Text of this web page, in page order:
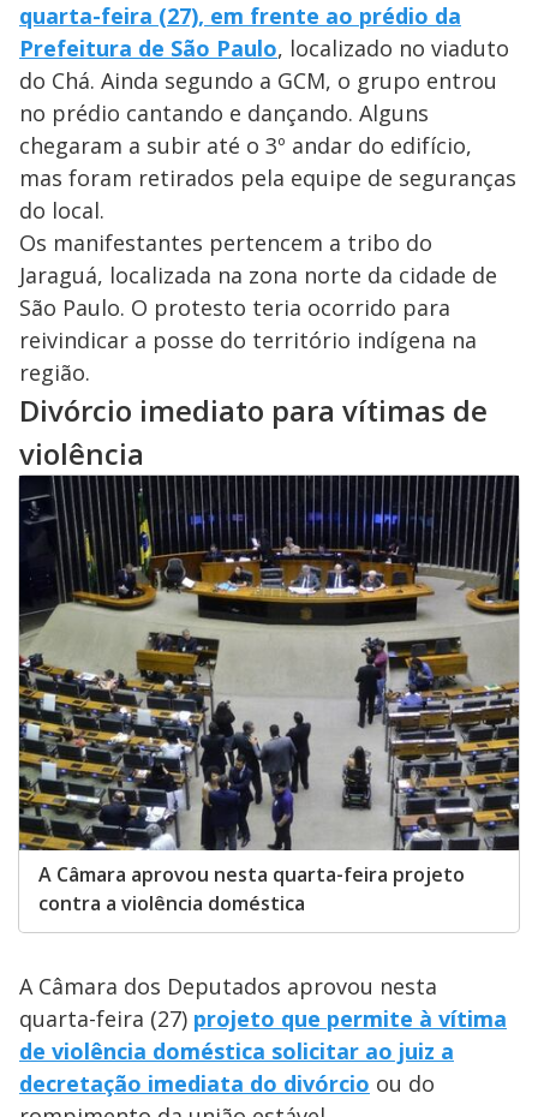
quarta-feira (27), em frente ao prédio da
Prefeitura de São Paulo, localizado no viaduto
do Chá. Ainda segundo a GCM, o grupo entrou
no prédio cantando e dançando. Alguns
chegaram a subir até o 3º andar do edifício,
mas foram retirados pela equipe de seguranças
do local.
Os manifestantes pertencem a tribo do
Jaraguá, localizada na zona norte da cidade de
São Paulo. O protesto teria ocorrido para
reivindicar a posse do território indígena na
região.
Divórcio imediato para vítimas de
violência
A Câmara aprovou nesta quarta-feira projeto
contra a violência doméstica
A Câmara dos Deputados aprovou nesta
quarta-feira (27) projeto que permite à vítima
de violência doméstica solicitar ao juiz a
decretação imediata do divórcio ou do